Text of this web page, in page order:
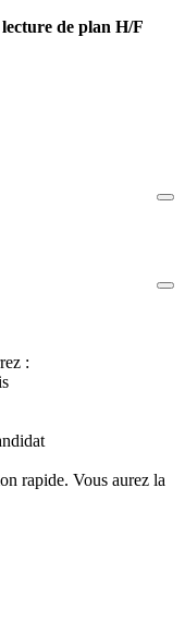
de plan H/F
:
rapide. Vous aurez la